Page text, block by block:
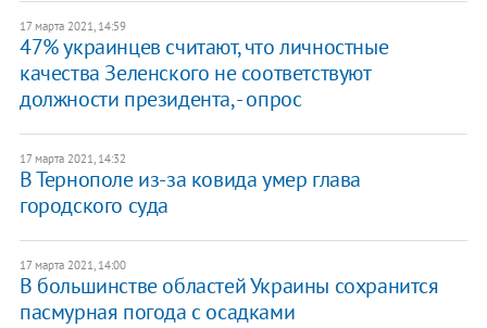
17 марта 2021, 14:59
47% украинцев считают, что личностные
качества Зеленского не соответствуют
должности президента, - опрос
17 марта 2021, 14:32
В Тернополе из-за ковида умер глава
городского суда
17 марта 2021, 14:00
В большинстве областей Украины сохранится
пасмурная погода с осадками